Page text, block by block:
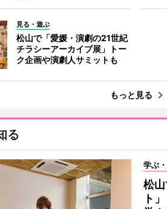
見る・遊ぶ
松山で「愛媛・演劇の21世紀
チラシーアーカイブ展」トー
ク企画や演劇人サミットも
もっと見る
る
学ぶ
松
ト